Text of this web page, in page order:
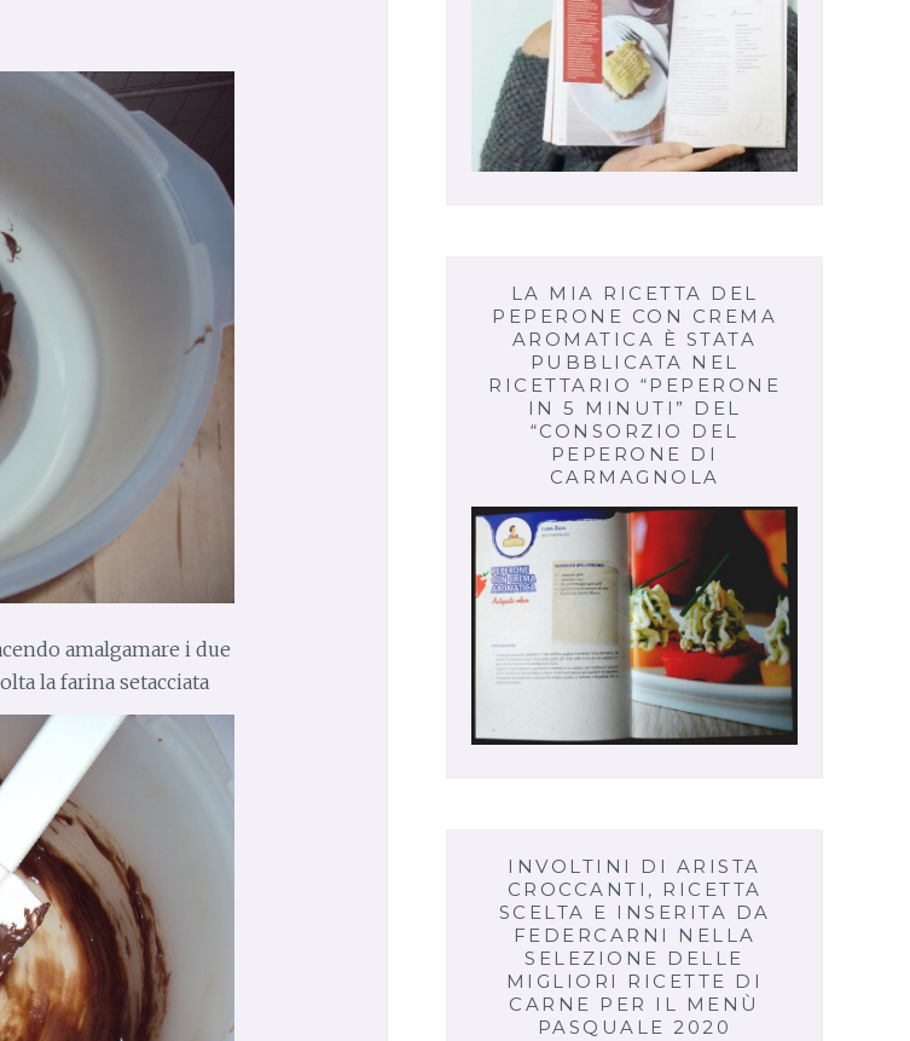
amalgamare i due
la farina setacciata
LA MIA RICETTA DEL
PEPERONE CON CREMA
AROMATICA È STATA
PUBBLICATA NEL
RICETTARIO “PEPERONE
IN 5 MINUTI” DEL
“CONSORZIO DEL
PEPERONE DI
CARMAGNOLA
INVOLTINI DI ARISTA
CROCCANTI, RICETTA
SCELTA E INSERITA DA
FEDERCARNI NELLA
SELEZIONE DELLE
MIGLIORI RICETTE DI
CARNE PER IL MENÙ
PASQUALE 2020